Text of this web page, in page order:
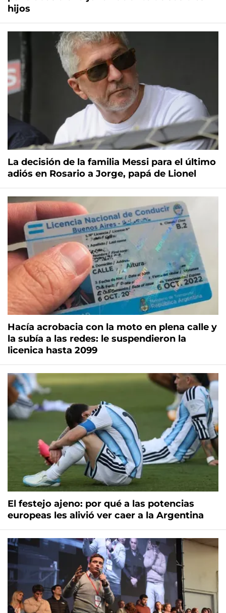
hijos
La decisión de la familia Messi para el último
adiós en Rosario a Jorge, papá de Lionel
Hacía acrobacia con la moto en plena calle y
la subía a las redes: le suspendieron la
licenica hasta 2099
El festejo ajeno: por qué a las potencias
europeas les alivió ver caer a la Argentina